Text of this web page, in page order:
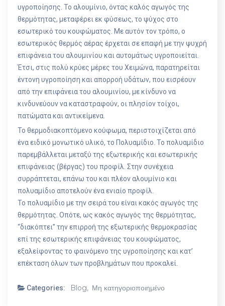
υγροποίησης. Το αλουμίνιο, όντας καλός αγωγός της
θερμότητας, μεταφέρει εκ φύσεως, το ψύχος στο
εσωτερικό του κουφώματος. Με αυτόν τον τρόπο, ο
εσωτερικός θερμός αέρας έρχεται σε επαφή με την ψυχρή
επιφάνεια του αλουμινίου και αυτομάτως υγροποιείται.
Έτσι, στις πολύ κρύες μέρες του Χειμώνα, παρατηρείται
έντονη υγροποίηση και απορροή υδάτων, που εισρέουν
από την επιφάνεια του αλουμινίου, με κίνδυνο να
κινδυνεύουν να καταστραφούν, οι πλησίον τοίχοι,
πατώματα και αντικείμενα.
Το θερμοδιακοπτόμενο κούφωμα, περιστοιχίζεται από
ένα ειδικό μονωτικό υλικό, το Πολυαμίδιο. Το πολυαμίδιο
παρεμβάλλεται μεταξύ της εξωτερικής και εσωτερικής
επιφάνειας (βέργας) του προφίλ. Στην συνέχεια
συρράπτεται, επάνω του και πλέον αλουμίνιο και
πολυαμίδιο αποτελούν ένα ενιαίο προφίλ.
Το πολυαμίδιο με την σειρά του είναι κακός αγωγός της
θερμότητας. Οπότε, ως κακός αγωγός της θερμότητας,
“διακόπτει” την επιρροή της εξωτερικής θερμοκρασίας
επί της εσωτερικής επιφάνειας του κουφώματος,
εξαλείφοντας το φαινόμενο της υγροποίησης και κατ’
επέκταση όλων των προβλημάτων που προκαλεί.
Categories: Blog, Μη κατηγοριοποιημένο